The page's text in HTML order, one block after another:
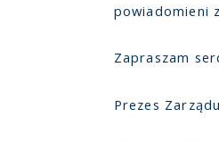
powiadomieni
Zapraszam
Prezes Zarządu